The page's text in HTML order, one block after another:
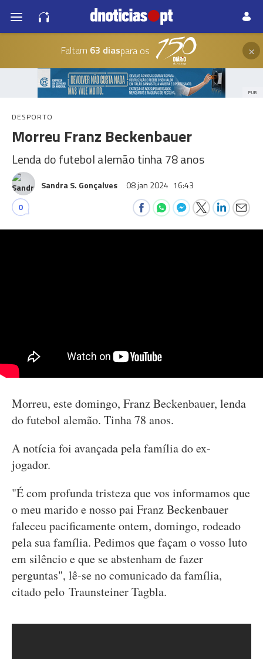
Faltam 63 diaspara os ×
PUB
DESPORTO
Morreu Franz Beckenbauer
Lenda do futebol alemão tinha 78 anos
Sandra S. Gonçalves 08 jan 2024 16:43
0
Morreu, este domingo, Franz Beckenbauer, lenda
do futebol alemão. Tinha 78 anos.
A notícia foi avançada pela família do ex-
jogador.
"É com profunda tristeza que vos informamos que
o meu marido e nosso pai Franz Beckenbauer
faleceu pacificamente ontem, domingo, rodeado
pela sua família. Pedimos que façam o vosso luto
em silêncio e que se abstenham de fazer
perguntas", lê-se no comunicado da família,
citado pelo Traunsteiner Tagbla.